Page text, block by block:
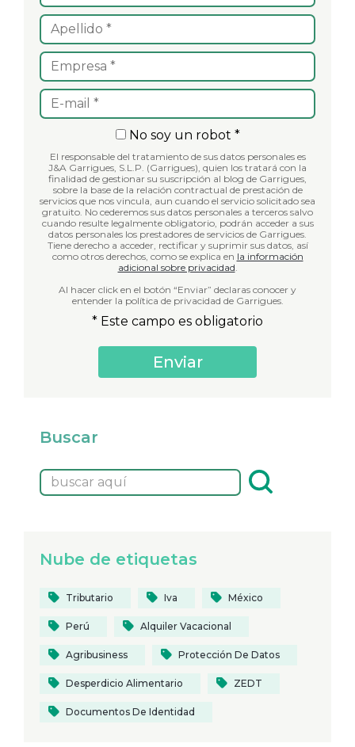
No soy un robot *
El responsable del tratamiento de sus datos personales es
J&A Garrigues, S.L.P. (Garrigues), quien los tratará con la
finalidad de gestionar su suscripción al blog de Garrigues,
sobre la base de la relación contractual de prestación de
servicios que nos vincula, aun cuando el servicio solicitado sea
gratuito. No cederemos sus datos personales a terceros salvo
cuando resulte legalmente obligatorio, podrán acceder a sus
datos personales los prestadores de servicios de Garrigues.
Tiene derecho a acceder, rectificar y suprimir sus datos, así
como otros derechos, como se explica en la información
adicional sobre privacidad
Al hacer click en el botón “Enviar” declaras conocer y
entender la política de privacidad de Garrigues.
* Este campo es obligatorio
Buscar
Nube de etiquetas
Tributario Iva México
Perú Alquiler Vacacional
Agribusiness Protección De Datos
Desperdicio Alimentario ZEDT
Documentos De Identidad